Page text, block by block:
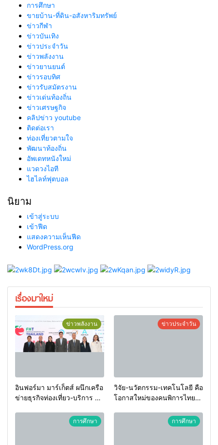
การศึกษา
ขายบ้าน-ที่ดิน-อสังหาริมทรัพย์
ข่าวกีฬา
ข่าวบันเทิง
ข่าวประจำวัน
ข่าวพลังงาน
ข่าวยานยนต์
ข่าวรอบทิศ
ข่าวรับสมัตรงาน
ข่าวเด่นท้องถิ่น
ข่าวเศรษฐกิจ
คลิปข่าว youtube
ติดต่อเรา
ท่องเที่ยวตามใจ
พัฒนาท้องถิ่น
อัพเดทหนังใหม่
แวดวงไอที
ไฮไลท์ฟุตบอล
นิยาม
เข้าสู่ระบบ
เข้าฟีด
แสดงความเห็นฟีด
WordPress.org
เรื่องมาใหม่
ข่าวพลังงาน
อินฟอร์มา มาร์เก็ตส์ ผนึกเครือ
ข่ายธุรกิจท่องเที่ยว-บริการ จัด
2026 เชื่อม 4 งานใหญ่ สร้าง
โอกาสธุรกิจครบวงจร ด้วย
ข่าวประจำวัน
วิจัย-นวัตกรรม-เทคโนโลยี คือ
โอกาสใหม่ของคนพิการไทย
การศึกษา การศึกษา